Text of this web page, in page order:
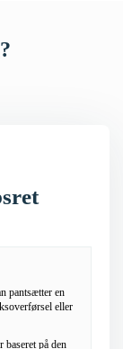
pantsætter en
eller
på den